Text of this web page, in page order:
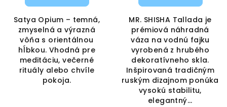
Satya Opium – temná,
zmyselná a výrazná
vôňa s orientálnou
hĺbkou. Vhodná pre
meditáciu, večerné
rituály alebo chvíle
pokoja.
MR. SHISHA Tallada je
prémiová náhradná
váza na vodnú fajku
vyrobená z hrubého
dekoratívneho skla.
Inšpirovaná tradičným
ruským dizajnom ponúka
vysokú stabilitu,
elegantný...